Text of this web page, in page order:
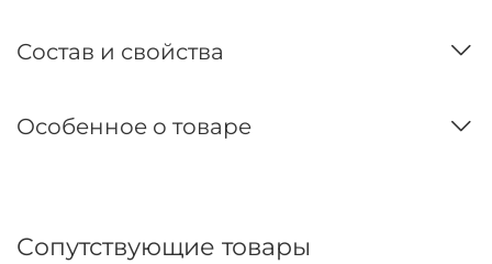
Состав и свойства
Особенное о товаре
Сопутствующие товары